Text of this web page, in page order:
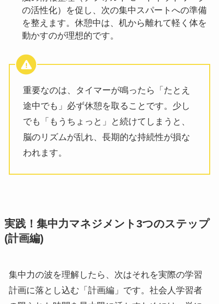
の活性化）を促し、次の集中スパートへの準備
を整えます。休憩中は、机から離れて軽く体を
動かすのが理想的です。
重要なのは、タイマーが鳴ったら「たとえ
途中でも」必ず休憩を取ることです。少し
でも「もうちょっと」と続けてしまうと、
脳のリズムが乱れ、長期的な持続性が損な
われます。
実践！集中力マネジメント3つのステップ
(計画編)
集中力の波を理解したら、次はそれを実際の学習
計画に落とし込む「計画編」です。社会人学習者